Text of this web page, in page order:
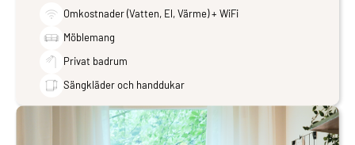
Omkostnader (Vatten, El, Värme) + WiFi
Möblemang
Privat badrum
Sängkläder och handdukar